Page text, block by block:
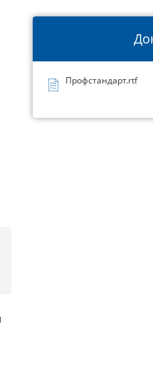
Профстандарт.rtf